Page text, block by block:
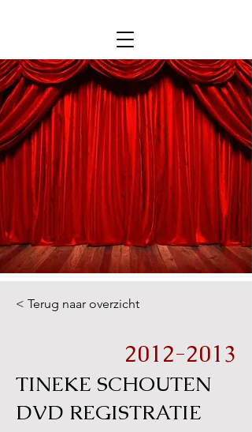
< Terug naar overzicht
2012-2013
TINEKE SCHOUTEN
DVD REGISTRATIE